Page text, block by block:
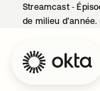
Streamcast ‑
de milieu d’année.